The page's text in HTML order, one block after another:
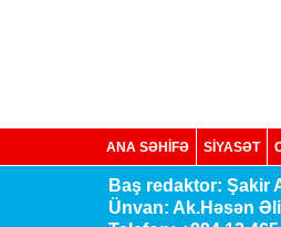
ANA SƏHİFƏ SİYASƏT
Baş redaktor: Şakir
Ünvan: Ak.Həsən